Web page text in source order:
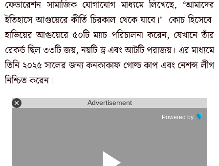
ফেডারেশন সামাজিক যোগাযোগ মাধ্যমে লিখেছে, ‘আমাদের
ইতিহাসে আগুয়েরে কীর্তি চিরকাল থেকে যাবে।’ কোচ হিসেবে
হাভিয়ের আগুয়েরে ৫০টি ম্যাচ পরিচালনা করেন, যেখানে তাঁর
রেকর্ড ছিল ৩৩টি জয়, নয়টি ড্র এবং আটটি পরাজয়। এর মাধ্যমে
তিনি ২০২৫ সালের জন্য কনকাকাফ গোল্ড কাপ এবং নেশন্স লীগ
নিশ্চিত করেন।
Advertisement
Powered by: